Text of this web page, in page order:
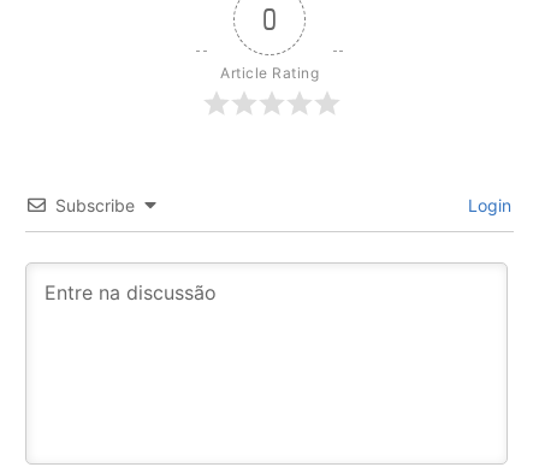
0
Article Rating
Subscribe Login